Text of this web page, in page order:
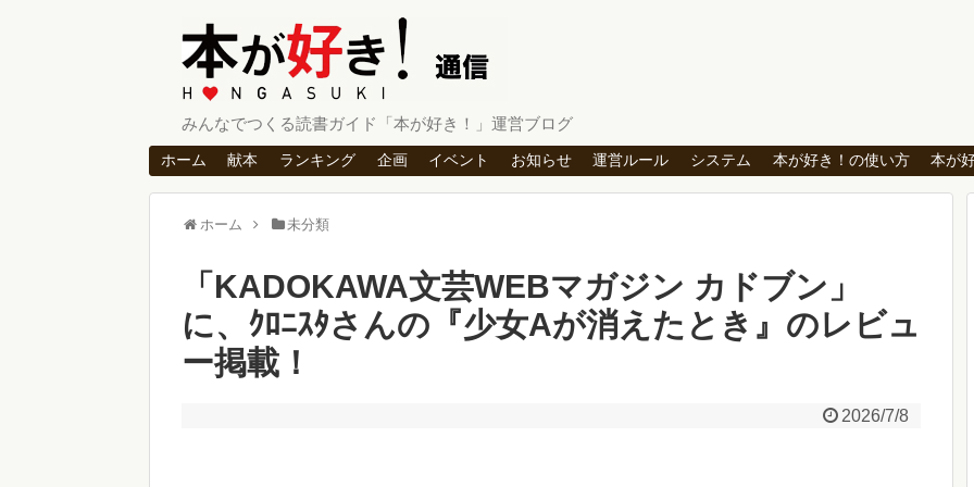
みんなでつくる読書ガイド「本が好き！」運営ブログ
ホーム 献本 ランキング 企画 イベント お知らせ 運営ルール システム 本が好き！の使い方 本が
ホーム 未分類
「KADOKAWA文芸WEBマガジン カドブン」
に、ｸﾛﾆｽﾀさんの『少女Aが消えたとき』のレビュ
ー掲載！
2026/7/8